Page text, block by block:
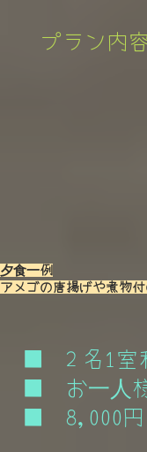
プラン内
夕食一例
アメゴの唐揚げや煮物
■ 2 名1室
■ お一人
■ 8,000円